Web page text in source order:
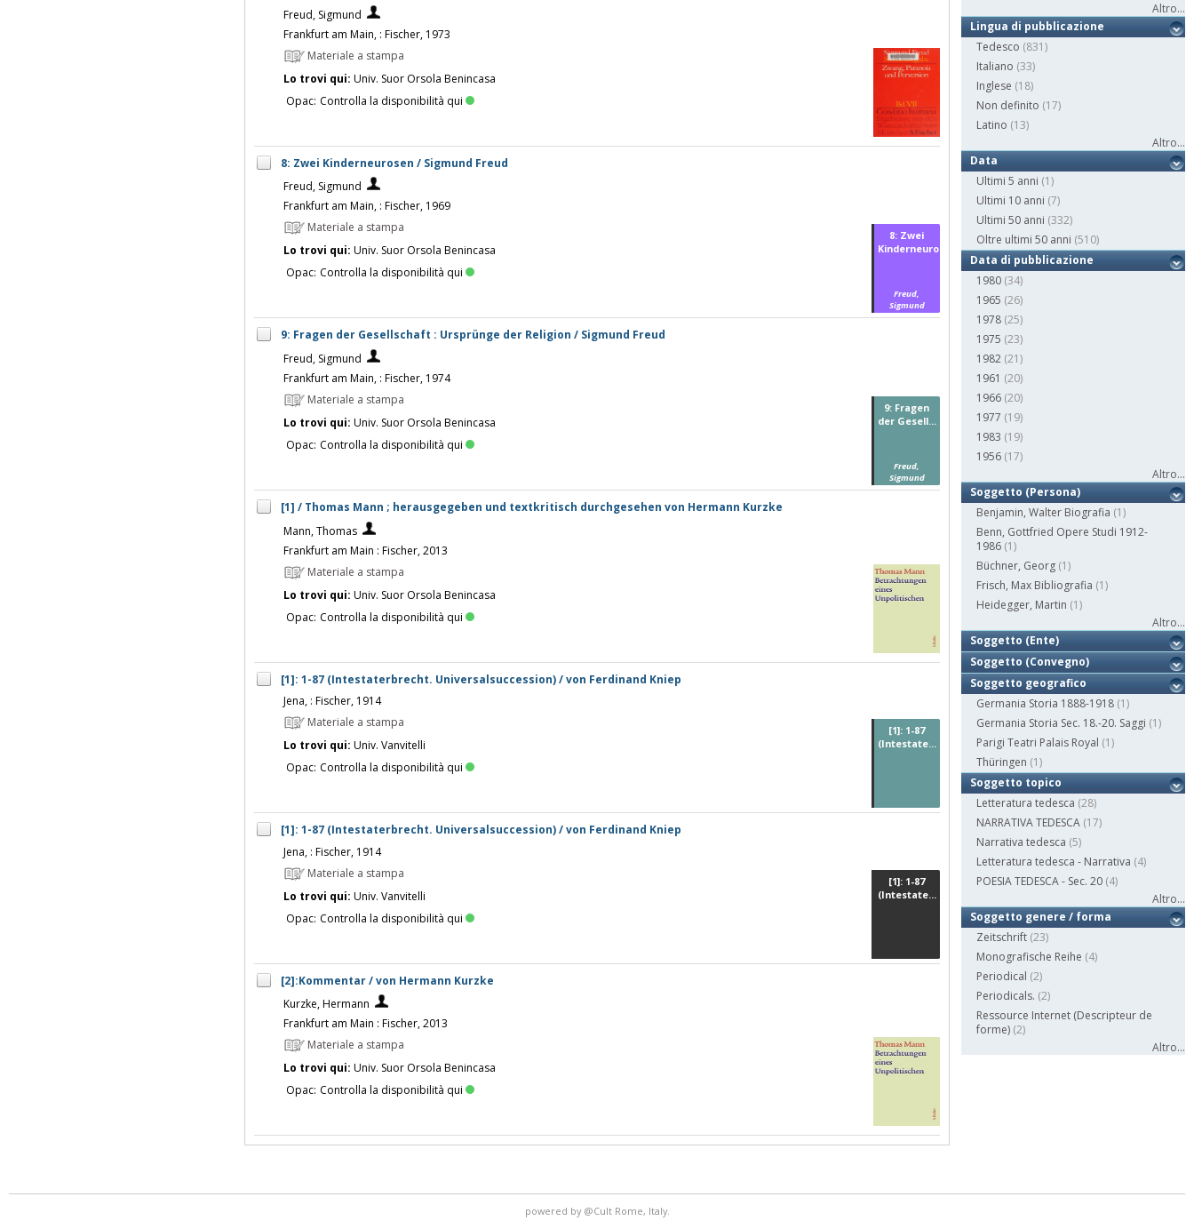
Freud, Sigmund
Frankfurt am Main, : Fischer, 1973
Materiale a stampa
Lo trovi qui: Univ. Suor Orsola Benincasa
Opac: Controlla la disponibilità qui
8: Zwei Kinderneurosen / Sigmund Freud
Freud, Sigmund
Frankfurt am Main, : Fischer, 1969
Materiale a stampa
Lo trovi qui: Univ. Suor Orsola Benincasa
Opac: Controlla la disponibilità qui
8: Zwei
Kinderneuros...
Freud,
Sigmund
9: Fragen der Gesellschaft : Ursprünge der Religion / Sigmund Freud
Freud, Sigmund
Frankfurt am Main, : Fischer, 1974
Materiale a stampa
Lo trovi qui: Univ. Suor Orsola Benincasa
Opac: Controlla la disponibilità qui
9: Fragen
der Gesell...
Freud,
Sigmund
[1] / Thomas Mann ; herausgegeben und textkritisch durchgesehen von Hermann Kurzke
Mann, Thomas
Frankfurt am Main : Fischer, 2013
Materiale a stampa
Lo trovi qui: Univ. Suor Orsola Benincasa
Opac: Controlla la disponibilità qui
[1]: 1-87 (Intestaterbrecht. Universalsuccession) / von Ferdinand Kniep
Jena, : Fischer, 1914
Materiale a stampa
Lo trovi qui: Univ. Vanvitelli
Opac: Controlla la disponibilità qui
[1]: 1-87
(Intestate...
[1]: 1-87 (Intestaterbrecht. Universalsuccession) / von Ferdinand Kniep
Jena, : Fischer, 1914
Materiale a stampa
Lo trovi qui: Univ. Vanvitelli
Opac: Controlla la disponibilità qui
[1]: 1-87
(Intestate...
[2]:Kommentar / von Hermann Kurzke
Kurzke, Hermann
Frankfurt am Main : Fischer, 2013
Materiale a stampa
Lo trovi qui: Univ. Suor Orsola Benincasa
Opac: Controlla la disponibilità qui
Altro...
Lingua di pubblicazione
Tedesco (831)
Italiano (33)
Inglese (18)
Non definito (17)
Latino (13)
Altro...
Data
Ultimi 5 anni (1)
Ultimi 10 anni (7)
Ultimi 50 anni (332)
Oltre ultimi 50 anni (510)
Data di pubblicazione
1980 (34)
1965 (26)
1978 (25)
1975 (23)
1982 (21)
1961 (20)
1966 (20)
1977 (19)
1983 (19)
1956 (17)
Altro...
Soggetto (Persona)
Benjamin, Walter Biografia (1)
Benn, Gottfried Opere Studi 1912-
1986 (1)
Büchner, Georg (1)
Frisch, Max Bibliografia (1)
Heidegger, Martin (1)
Altro...
Soggetto (Ente)
Soggetto (Convegno)
Soggetto geografico
Germania Storia 1888-1918 (1)
Germania Storia Sec. 18.-20. Saggi (1)
Parigi Teatri Palais Royal (1)
Thüringen (1)
Soggetto topico
Letteratura tedesca (28)
NARRATIVA TEDESCA (17)
Narrativa tedesca (5)
Letteratura tedesca - Narrativa (4)
POESIA TEDESCA - Sec. 20 (4)
Altro...
Soggetto genere / forma
Zeitschrift (23)
Monografische Reihe (4)
Periodical (2)
Periodicals. (2)
Ressource Internet (Descripteur de
forme) (2)
Altro...
powered by @Cult Rome, Italy.